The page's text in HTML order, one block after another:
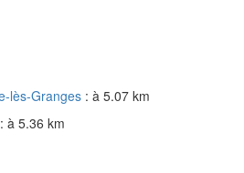
lès-Granges : à 5.07 km
: à 5.36 km